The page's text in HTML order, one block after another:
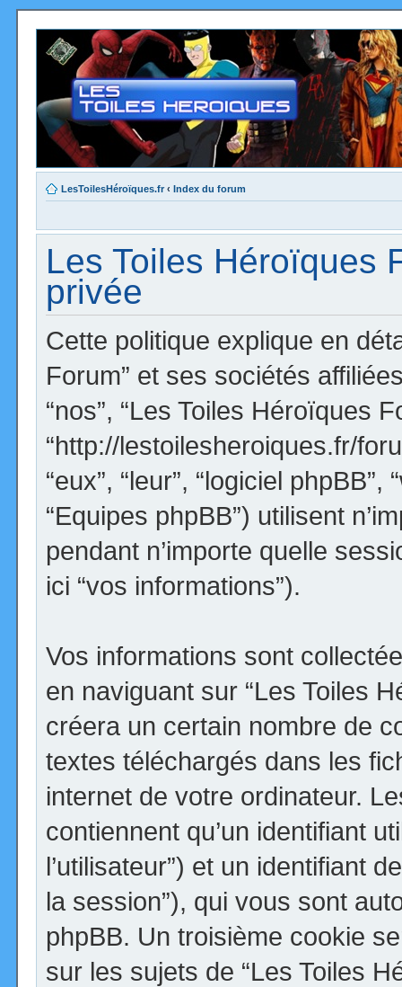
LesToilesHéroïques.fr ‹ Index du forum
Les Toiles Héroïques
privée
Cette politique explique en
Forum” et ses sociétés
“nos”, “Les Toiles Héroïques
“http://lestoilesheroiques.fr/
“eux”, “leur”, “logiciel
“Equipes phpBB”) utilisent
pendant n’importe quelle
ici “vos informations”).
Vos informations sont
en naviguant sur “Les Toiles
créera un certain nombre de
textes téléchargés dans les
internet de votre ordinateur.
contiennent qu’un identifiant
l’utilisateur”) et un identifiant
la session”), qui vous sont
phpBB. Un troisième cookie
sur les sujets de “Les Toiles